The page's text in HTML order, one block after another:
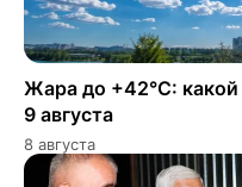
Жара до +42°C: какой
9 августа
8 августа